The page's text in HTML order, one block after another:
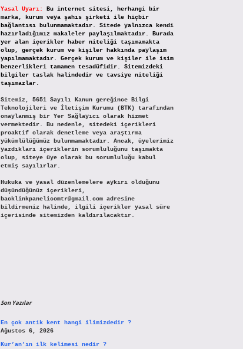
Yasal Uyarı:
Bu internet sitesi, herhangi bir
marka, kurum veya şahıs şirketi ile hiçbir
bağlantısı bulunmamaktadır. Sitede yalnızca kendi
hazırladığımız makaleler paylaşılmaktadır. Burada
yer alan içerikler haber niteliği taşımamakta
olup, gerçek kurum ve kişiler hakkında paylaşım
yapılmamaktadır. Gerçek kurum ve kişiler ile isim
benzerlikleri tamamen tesadüfidir. Sitemizdeki
bilgiler taslak halindedir ve tavsiye niteliği
taşımazlar.
Sitemiz, 5651 Sayılı Kanun gereğince Bilgi
Teknolojileri ve İletişim Kurumu (BTK) tarafından
onaylanmış bir Yer Sağlayıcı olarak hizmet
vermektedir. Bu nedenle, sitedeki içerikleri
proaktif olarak denetleme veya araştırma
yükümlülüğümüz bulunmamaktadır. Ancak, üyelerimiz
yazdıkları içeriklerin sorumluluğunu taşımakta
olup, siteye üye olarak bu sorumluluğu kabul
etmiş sayılırlar.
Hukuka ve yasal düzenlemelere aykırı olduğunu
düşündüğünüz içerikleri,
backlinkpanelicomtr@gmail.comadresine
bildirmeniz halinde, ilgili içerikler yasal süre
içerisinde sitemizden kaldırılacaktır.
Son Yazılar
En çok antik kent hangi ilimizdedir ?
Ağustos 6, 2026
Kur’an’ın ilk kelimesi nedir ?